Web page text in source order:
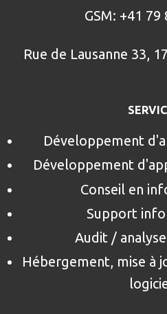
GSM: +41 79
Rue de Lausanne 33,
Développement
Développement
Conseil en
Support
Audit /
Hébergement, mise à